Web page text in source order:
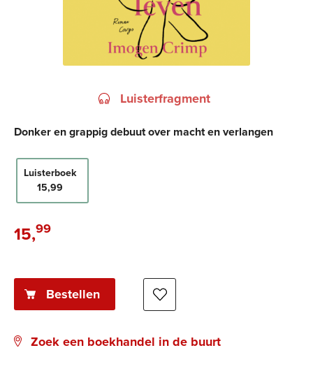
Donker en grappig debuut over macht en verlangen
Luisterboek
15,99
Luisterboek:
15,99
Bestellen
Zoek een boekhandel in de buurt
Luisterfragment